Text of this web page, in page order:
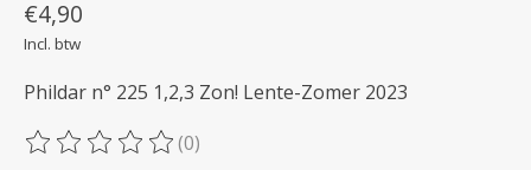
€4,90
Incl. btw
Phildar n° 225 1,2,3 Zon! Lente-Zomer 2023
De beoordeling van dit product is
(0)